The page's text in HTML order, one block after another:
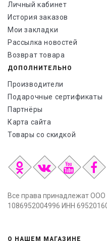
Личный кабинет
История заказов
Мои закладки
Рассылка новостей
Возврат товара
ДОПОЛНИТЕЛЬНО
Производители
Подарочные сертификаты
Партнёры
Карта сайта
Товары со скидкой
Все права принадлежат
1086952004996 ИНН
О НАШЕМ МАГАЗИНЕ